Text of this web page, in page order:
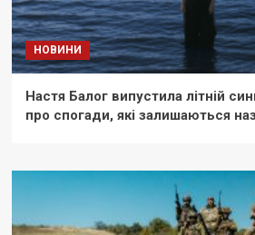
НОВИНИ
Настя Балог випустила літній
про спогади, які залишаються